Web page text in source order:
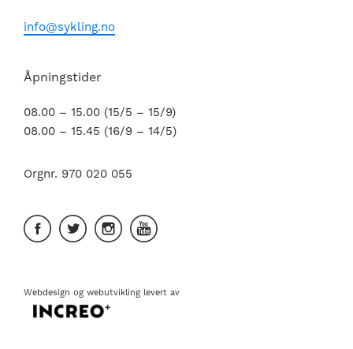
info@sykling.no
Åpningstider
08.00 – 15.00 (15/5 – 15/9)
08.00 – 15.45 (16/9 – 14/5)
Orgnr. 970 020 055
Webdesign og webutvikling levert av